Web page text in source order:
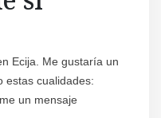
Ecija. Me gustaría un
estas cualidades:
un mensaje